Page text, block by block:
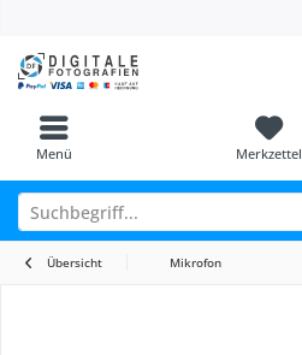
Menü Merkzettel
Übersicht Mikrofon